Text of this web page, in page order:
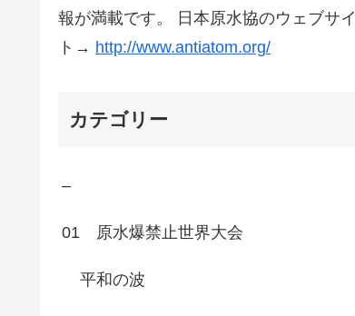
報が満載です。 日本原水協のウェブサイ
ト→ http://www.antiatom.org/
カテゴリー
–
01 原水爆禁止世界大会
平和の波